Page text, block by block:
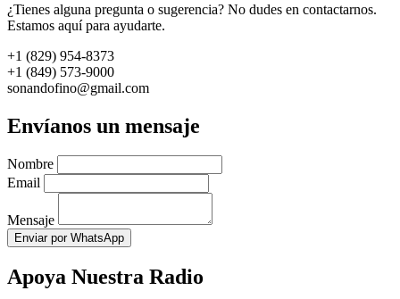
¿Tienes alguna pregunta o sugerencia? No dudes en contactarnos.
Estamos aquí para ayudarte.
+1 (829) 954-8373
+1 (849) 573-9000
sonandofino@gmail.com
Envíanos un mensaje
Nombre
Email
Mensaje
Enviar por WhatsApp
Apoya Nuestra Radio